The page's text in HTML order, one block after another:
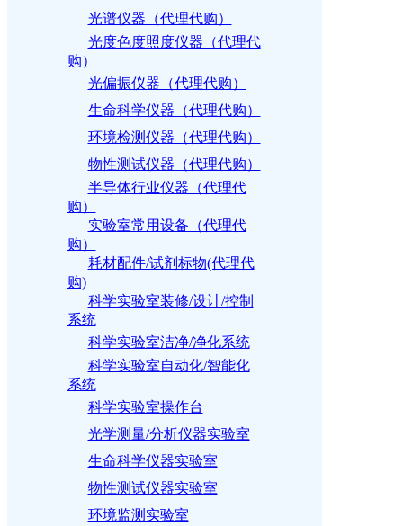
光谱仪器（代理代购）
光度色度照度仪器（代理代
购）
光偏振仪器（代理代购）
生命科学仪器（代理代购）
环境检测仪器（代理代购）
物性测试仪器（代理代购）
半导体行业仪器（代理代
购）
实验室常用设备（代理代
购）
耗材配件/试剂标物(代理代
购)
科学实验室装修/设计/控制
系统
科学实验室洁净/净化系统
科学实验室自动化/智能化
系统
科学实验室操作台
光学测量/分析仪器实验室
生命科学仪器实验室
物性测试仪器实验室
环境监测实验室